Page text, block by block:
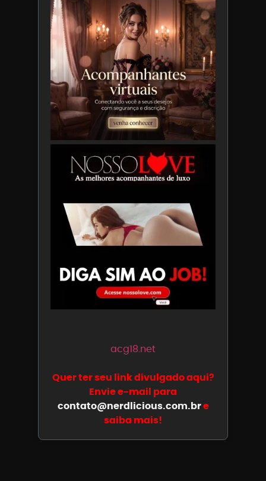
acg18.net
Quer ter seu link divulgado aqui?
Envie e-mail para
contato@nerdlicious.com.bre
saiba mais!